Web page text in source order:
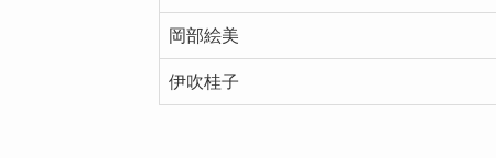
岡部絵美
伊吹桂子